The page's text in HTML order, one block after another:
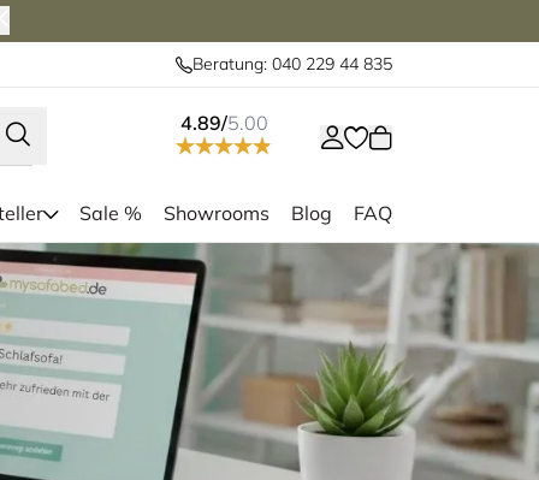
Beratung: 040 229 44 835
4.89/5.00
Sale % Showrooms Blog FAQ